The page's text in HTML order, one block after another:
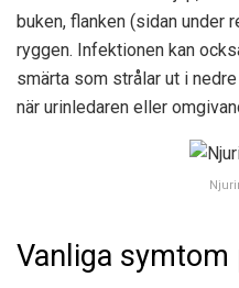
buken, flanken (sidan under
ryggen. Infektionen kan
smärta som strålar ut i
när urinledaren eller
Vanliga